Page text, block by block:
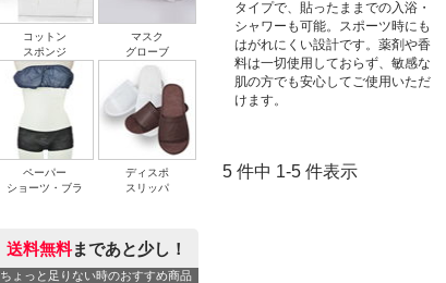
コットン
スポンジ
マスク
グローブ
ペーパー
ショーツ・ブラ
ディスポ
スリッパ
送料無料まであと少し！
ちょっと足りない時のおすすめ商品
タイプで、貼ったままでの入浴・
シャワーも可能。スポーツ時にも
はがれにくい設計です。薬剤や香
料は一切使用しておらず、敏感な
肌の方でも安心してご使用いただ
けます。
5 件中 1-5 件表示